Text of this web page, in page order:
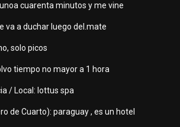
cuarenta minutos y me vine
va a duchar luego del.mate
solo picos
tiempo no mayor a 1 hora
/ Local: lottus spa
de Cuarto): paraguay , es un hotel